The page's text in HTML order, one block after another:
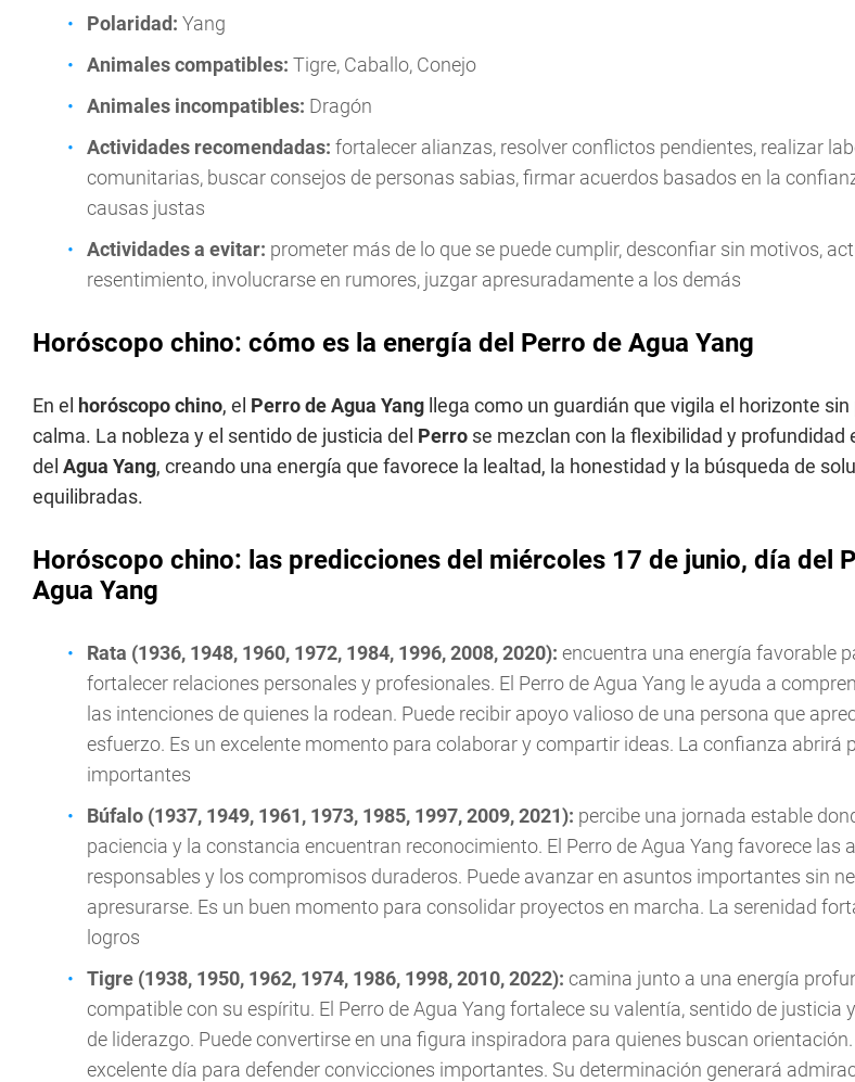
Polaridad: Yang
Animales compatibles: Tigre, Caballo, Conejo
Animales incompatibles: Dragón
Actividades recomendadas: fortalecer alianzas, resolver conflictos pendientes, realizar
comunitarias, buscar consejos de personas sabias, firmar acuerdos basados en la
causas justas
Actividades a evitar: prometer más de lo que se puede cumplir, desconfiar sin motivos,
resentimiento, involucrarse en rumores, juzgar apresuradamente a los demás
Horóscopo chino: cómo es la energía del Perro de Agua Yang
En el horóscopo chino, el Perro de Agua Yang llega como un guardián que vigila el horizonte sin
calma. La nobleza y el sentido de justicia del Perro se mezclan con la flexibilidad y profundidad
del Agua Yang, creando una energía que favorece la lealtad, la honestidad y la búsqueda de
equilibradas.
Horóscopo chino: las predicciones del miércoles 17 de junio, día del
Agua Yang
Rata (1936, 1948, 1960, 1972, 1984, 1996, 2008, 2020): encuentra una energía favorable
fortalecer relaciones personales y profesionales. El Perro de Agua Yang le ayuda a
las intenciones de quienes la rodean. Puede recibir apoyo valioso de una persona que
esfuerzo. Es un excelente momento para colaborar y compartir ideas. La confianza abrirá
importantes
Búfalo (1937, 1949, 1961, 1973, 1985, 1997, 2009, 2021): percibe una jornada estable
paciencia y la constancia encuentran reconocimiento. El Perro de Agua Yang favorece las
responsables y los compromisos duraderos. Puede avanzar en asuntos importantes sin
apresurarse. Es un buen momento para consolidar proyectos en marcha. La serenidad
logros
Tigre (1938, 1950, 1962, 1974, 1986, 1998, 2010, 2022): camina junto a una energía
compatible con su espíritu. El Perro de Agua Yang fortalece su valentía, sentido de justicia
de liderazgo. Puede convertirse en una figura inspiradora para quienes buscan orientación.
excelente día para defender convicciones importantes. Su determinación generará